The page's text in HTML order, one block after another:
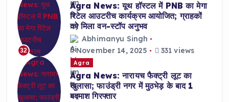
32
Agra News: यूथ हॉस्टल में PNB का मेगा
रिटेल आउटरीच कार्यक्रम आयोजित; ग्राहकों
को मिला वन-स्टॉप अनुभव
Abhimanyu Singh
November 14, 2025
331 views
Agra
Agra News: नारायच फैक्ट्री लूट का
खुलासा; फाउंड्री नगर में मुठभेड़ के बाद 1
बदमाश गिरफ्तार